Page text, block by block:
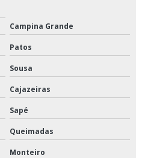
Campina Grande
Patos
Sousa
Cajazeiras
Sapé
Queimadas
Monteiro